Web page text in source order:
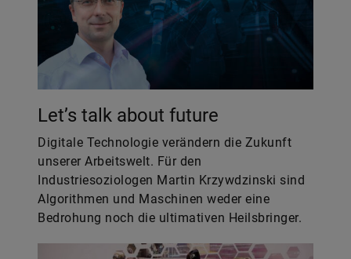
Let’s talk about future
Digitale Technologie verändern die Zukunft
unserer Arbeitswelt. Für den
Industriesoziologen Martin Krzywdzinski sind
Algorithmen und Maschinen weder eine
Bedrohung noch die ultimativen Heilsbringer.